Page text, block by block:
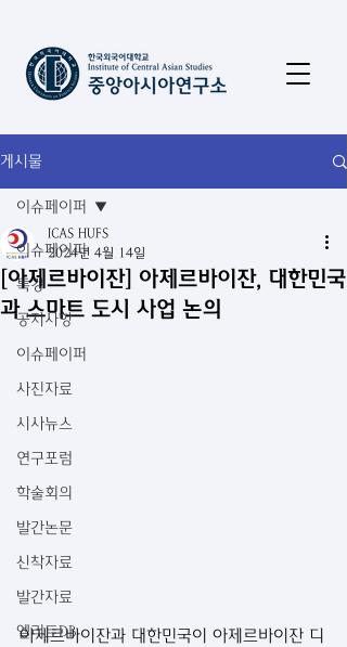
게시물
이슈페이퍼
특강
공지사항
이슈페이퍼
사진자료
시사뉴스
연구포럼
학술회의
발간논문
신착자료
발간자료
엘리트DB
이슈페이퍼
[아제르바이잔] 아제르바이잔, 대한민국
과 스마트 도시 사업 논의
ICAS HUFS
2024년 4월 14일
아제르바이잔과 대한민국이 아제르바이잔 디